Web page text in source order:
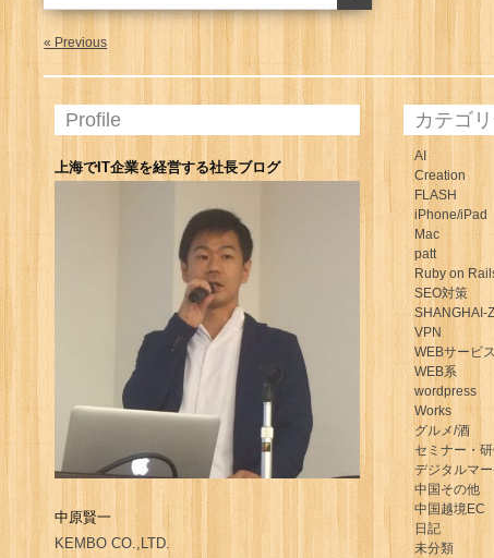
« Previous
Profile
上海でIT企業を経営する社長ブログ
中原賢一
KEMBO CO.,LTD.
カテゴ
AI
Creation
FLASH
iPhone/iPad
Mac
patt
Ruby on
SEO対策
SHANGHAI-
VPN
WEBサービス
WEB系
wordpress
Works
グルメ/酒
セミナー・
デジタルマ
中国その他
中国越境EC
日記
未分類